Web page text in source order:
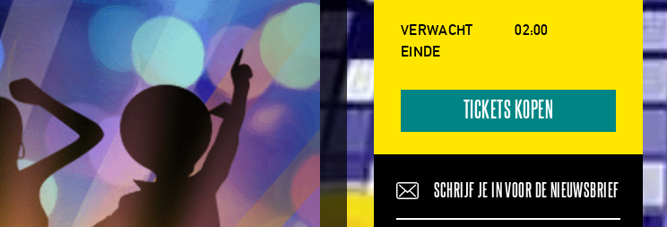
VERWACHT
EINDE
02:00
TICKETS KOPEN
SCHRIJF JE IN VOOR DE NIEUWSBRIEF